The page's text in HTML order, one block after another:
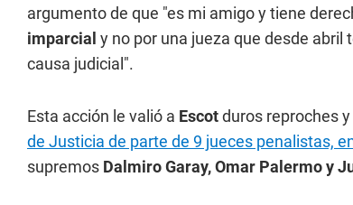
argumento de que "es mi amigo y tiene
imparcial y no por una jueza que desde
causa judicial".
Esta acción le valió a Escotduros reproches y
de Justicia de parte de 9 jueces penalistas,
supremos Dalmiro Garay, Omar Palermo y